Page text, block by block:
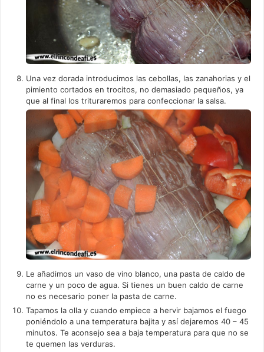
Una vez dorada introducimos las cebollas, las zanahorias y el
pimiento cortados en trocitos, no demasiado pequeños, ya
que al final los trituraremos para confeccionar la salsa.
Le añadimos un vaso de vino blanco, una pasta de caldo de
carne y un poco de agua. Si tienes un buen caldo de carne
no es necesario poner la pasta de carne.
Tapamos la olla y cuando empiece a hervir bajamos el fuego
poniéndolo a una temperatura bajita y así dejaremos 40 – 45
minutos. Te aconsejo sea a baja temperatura para que no se
te quemen las verduras.